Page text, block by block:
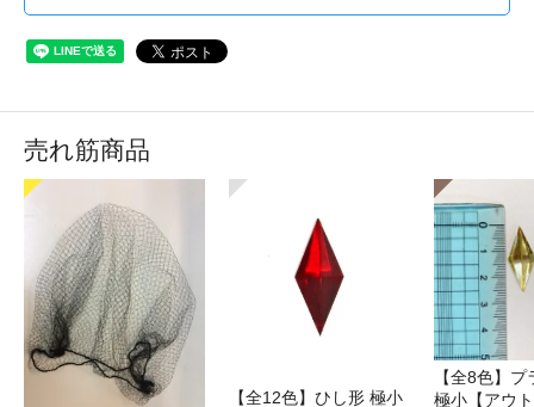
売れ筋商品
【全12色】ひし形 極小
【全8色】
極小【アウ